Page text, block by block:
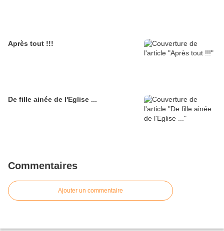
Après tout !!!
De fille ainée de l'Eglise ...
Commentaires
Ajouter un commentaire